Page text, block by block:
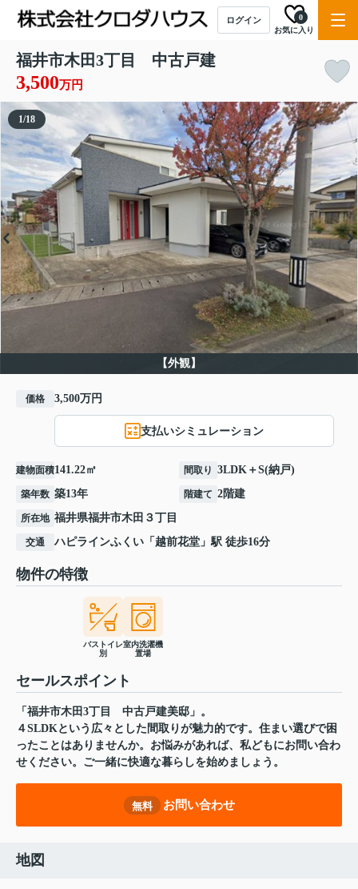
ログイン
お気に入り
0
福井市木田3丁目 中古戸建
3,500万円
【外観】
1/18
価格 3,500万円
支払いシミュレーション
建物面積141.22㎡ 間取り 3LDK＋S(納戸)
築年数 築13年 階建て 2階建
所在地 福井県福井市木田 ３丁目
交通 ハピラインふくい 「 越前花堂 」駅 徒歩16分
物件の特徴
バストイレ
別
室内洗濯機
置場
セールスポイント
「福井市木田3丁目 中古戸建美邸」。
４SLDKという広々とした間取りが魅力的です。住まい選びで困
ったことはありませんか。お悩みがあれば、私どもにお問い合わ
せください。ご一緒に快適な暮らしを始めましょう。
無料 お問い合わせ
地図